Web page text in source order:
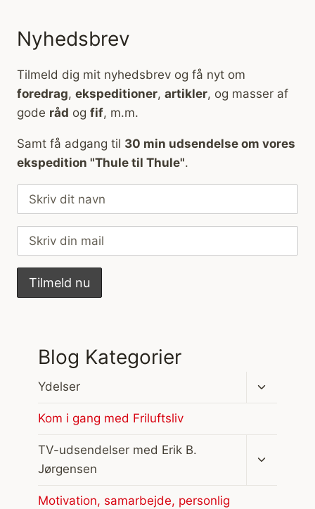
Nyhedsbrev
Tilmeld dig mit nyhedsbrev og få nyt om
foredrag, ekspeditioner, artikler, og masser af
gode råd og fif, m.m.
Samt få adgang til 30 min udsendelse om vores
ekspedition "Thule til Thule".
Blog Kategorier
Ydelser
Skift
Kom i gang med Friluftsliv
TV-udsendelser med Erik B.
Jørgensen
Motivation, samarbejde, personlig